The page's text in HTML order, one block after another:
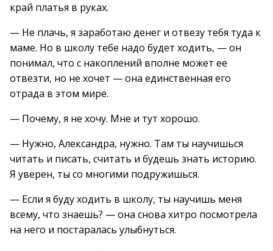
край платья в руках.
— Не плачь, я заработаю денег и отвезу тебя туда к
маме. Но в школу тебе надо будет ходить, — он
понимал, что с накоплений вполне может ее
отвезти, но не хочет — она единственная его
отрада в этом мире.
— Почему, я не хочу. Мне и тут хорошо.
— Нужно, Александра, нужно. Там ты научишься
читать и писать, считать и будешь знать историю.
Я уверен, ты со многими подружишься.
— Если я буду ходить в школу, ты научишь меня
всему, что знаешь? — она снова хитро посмотрела
на него и постаралась улыбнуться.